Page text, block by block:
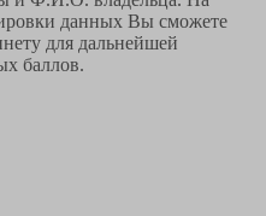
данных Вы сможете
для дальнейшей
баллов.